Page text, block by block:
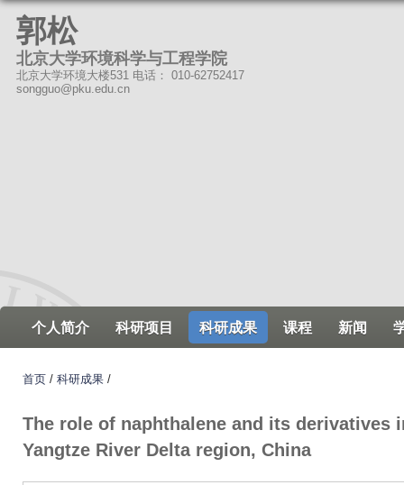
郭松
北京大学环境科学与工程学院
北京大学环境大楼531 电话： 010-62752417
songguo@pku.edu.cn
个人简介 科研项目 科研成果 课程 新闻
首页 / 科研成果 /
The role of naphthalene and its
Yangtze River Delta region, China